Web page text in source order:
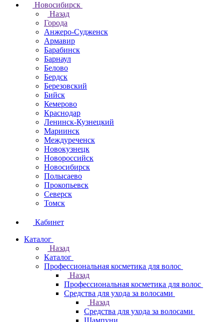
Новосибирск
Назад
Города
Анжеро-Судженск
Армавир
Барабинск
Барнаул
Белово
Бердск
Березовский
Бийск
Кемерово
Краснодар
Ленинск-Кузнецкий
Мариинск
Междуреченск
Новокузнецк
Новороссийск
Новосибирск
Полысаево
Прокопьевск
Северск
Томск
Кабинет
Каталог
Назад
Каталог
Профессиональная косметика для волос
Назад
Профессиональная косметика для волос
Средства для ухода за волосами
Назад
Средства для ухода за волосами
Шампуни